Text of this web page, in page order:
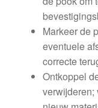
Markeer de
eventuele
correcte
Ontkoppel
verwijderen;